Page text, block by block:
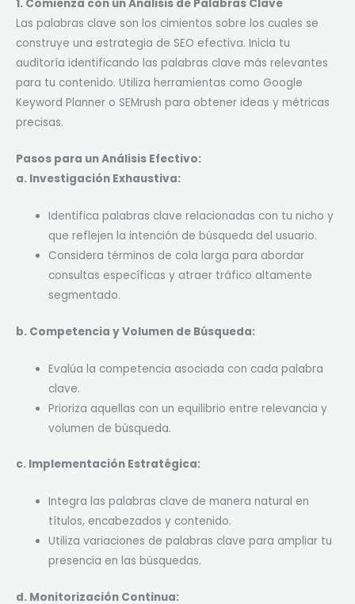
1. Comienza con un Análisis de Palabras Clave
Las palabras clave son los cimientos sobre los cuales se
construye una estrategia de SEO efectiva. Inicia tu
auditoría identificando las palabras clave más relevantes
para tu contenido. Utiliza herramientas como Google
Keyword Planner o SEMrush para obtener ideas y métricas
precisas.
Pasos para un Análisis Efectivo:
a. Investigación Exhaustiva:
Identifica palabras clave relacionadas con tu nicho y
que reflejen la intención de búsqueda del usuario.
Considera términos de cola larga para abordar
consultas específicas y atraer tráfico altamente
segmentado.
b. Competencia y Volumen de Búsqueda:
Evalúa la competencia asociada con cada palabra
clave.
Prioriza aquellas con un equilibrio entre relevancia y
volumen de búsqueda.
c. Implementación Estratégica:
Integra las palabras clave de manera natural en
títulos, encabezados y contenido.
Utiliza variaciones de palabras clave para ampliar tu
presencia en las búsquedas.
d. Monitorización Continua: